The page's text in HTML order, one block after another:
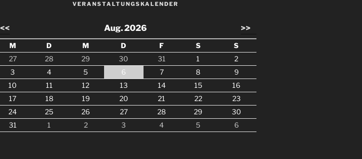
VERANSTALTUNGSKALENDER
<< Aug. 2026 >>
M D M D F S
S
27
28 29 30 31 1
2
3
4 5 6 7 8
9
10
11 12 13 14 15
16
17
18 19 20 21 22
23
24
25 26 27 28 29
30
31
1 2 3 4 5 6